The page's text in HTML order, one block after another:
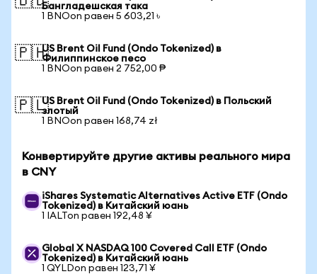
Бангладешская така
1 BNOon равен 5 603,21 ৳
🇵🇭US Brent Oil Fund (Ondo Tokenized) в
Филиппинское песо
1 BNOon равен 2 752,00 ₱
🇵🇱US Brent Oil Fund (Ondo Tokenized) в Польский
злотый
1 BNOon равен 168,74 zł
Конвертируйте другие активы реального мира
в CNY
iShares Systematic Alternatives Active ETF (Ondo
Tokenized) в Китайский юань
1 IALTon равен 192,48 ¥
Global X NASDAQ 100 Covered Call ETF (Ondo
Tokenized) в Китайский юань
1 QYLDon равен 123,71 ¥